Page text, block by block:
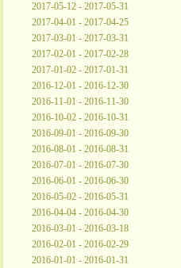
2017-05-12 - 2017-05-31
2017-04-01 - 2017-04-25
2017-03-01 - 2017-03-31
2017-02-01 - 2017-02-28
2017-01-02 - 2017-01-31
2016-12-01 - 2016-12-30
2016-11-01 - 2016-11-30
2016-10-02 - 2016-10-31
2016-09-01 - 2016-09-30
2016-08-01 - 2016-08-31
2016-07-01 - 2016-07-30
2016-06-01 - 2016-06-30
2016-05-02 - 2016-05-31
2016-04-04 - 2016-04-30
2016-03-01 - 2016-03-18
2016-02-01 - 2016-02-29
2016-01-01 - 2016-01-31